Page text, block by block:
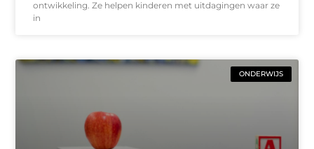
ontwikkeling. Ze helpen kinderen met uitdagingen waar ze
in
ONDERWIJS